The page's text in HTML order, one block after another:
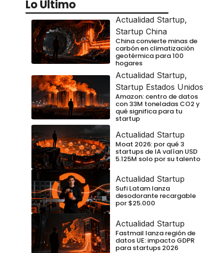
Lo Último
Actualidad Startup,
Startup China
China convierte minas de
carbón en climatización
geotérmica para 100
hogares
Actualidad Startup,
Startup Estados Unidos
Amazon: centro de datos
con 33M toneladas CO2 y
qué significa para tu
startup
Actualidad Startup
Moat 2026: por qué 3
startups de IA valían USD
5.125M solo por su talento
Actualidad Startup
Sufi Latam lanza
desodorante recargable
por $25.000
Actualidad Startup
Fastmail lanza región de
datos UE: impacto GDPR
para startups 2026